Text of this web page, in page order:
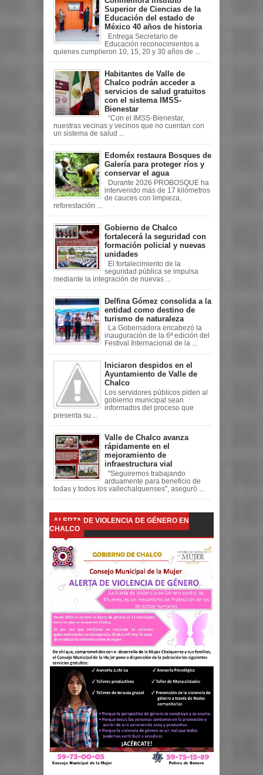
Superior de Ciencias de la
Educación del estado de
México 40 años de historia
Entrega Secretario de
Educación reconocimientos a
quienes cumplieron 10, 15, 20 y 30 años de ...
Habitantes de Valle de
Chalco podrán acceder a
servicios de salud gratuitos
con el sistema IMSS-
Bienestar
“Con el IMSS-Bienestar,
nuestras vecinas y vecinos que no cuentan con
un sistema de salud ...
Edoméx restaura Bosques de
Galería para proteger ríos y
conservar el agua
Durante 2026 PROBOSQUE ha
intervenido más de 17 kilómetros
de cauces con limpieza,
reforestación ...
Gobierno de Chalco
fortalecerá la seguridad con
formación policial y nuevas
unidades
El fortalecimiento de la
seguridad pública se impulsa
mediante la integración de nuevas ...
Delfina Gómez consolida a la
entidad como destino de
turismo de naturaleza
La Gobernadora encabezó la
inauguración de la 6ª edición del
Festival Internacional de la ...
Iniciaron despidos en el
Ayuntamiento de Valle de
Chalco
Los servidores públicos piden al
gobierno municipal sean
informados del proceso que
presenta su ...
Valle de Chalco avanza
rápidamente en el
mejoramiento de
infraestructura vial
"Seguiremos trabajando
arduamente para beneficio de
todas y todos los vallechalquenses", aseguró ...
ALERTA DE VIOLENCIA DE GÉNERO EN
CHALCO